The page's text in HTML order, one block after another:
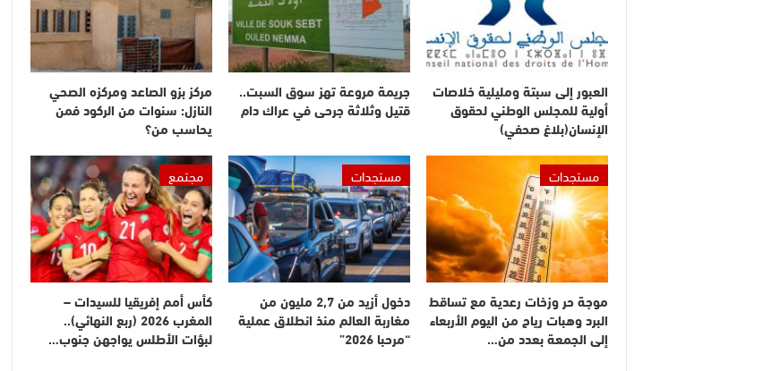
العبور إلى سبتة ومليلية خلاصات
أولية للمجلس الوطني لحقوق
الإنسان(بلاغ صحفي)
جريمة مروعة تهز سوق السبت..
قتيل وثلاثة جرحى في عراك دام
مركز بزو الصاعد ومركزه الصحي
النازل: سنوات من الركود فمن
يحاسب من؟
مستجدات
موجة حر وزخات رعدية مع تساقط
البرد وهبات رياح من اليوم الأربعاء
إلى الجمعة بعدد من…
مستجدات
دخول أزيد من 2,7 مليون من
مغاربة العالم منذ انطلاق عملية
“مرحبا 2026”
مجتمع
كأس أمم إفريقيا للسيدات –
المغرب 2026 (ربع النهائي)..
لبؤات الأطلس يواجهن جنوب…